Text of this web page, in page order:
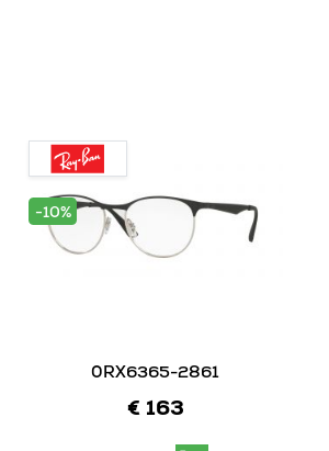
-10%
0RX6365-2861
€ 163